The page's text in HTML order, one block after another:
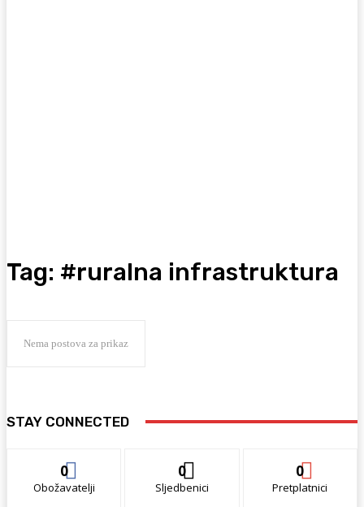
Tag: #ruralna infrastruktura
Nema postova za prikaz
STAY CONNECTED
0
Obožavatelji
0
Sljedbenici
0
Pretplatnici